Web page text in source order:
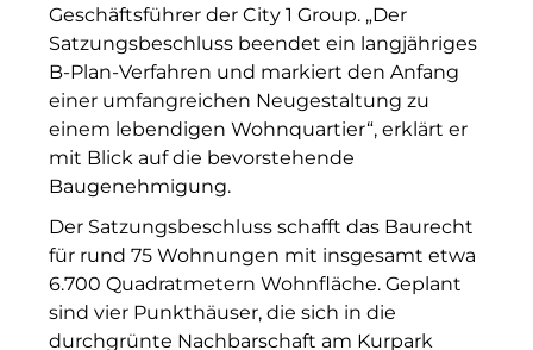
Kollitsch Invest
Lenbachhaus
LNGVTY
magna asset management ag
Malerei & Auftragsmalerei Nikolaus Kriese
MünchenBau
Munich Airport Business Park
Geschäftsführer der City 1 Group. „Der
Satzungsbeschluss beendet ein langjähriges
B-Plan-Verfahren und markiert den Anfang
einer umfangreichen Neugestaltung zu
einem lebendigen Wohnquartier“, erklärt er
mit Blick auf die bevorstehende
Baugenehmigung.
Der Satzungsbeschluss schafft das Baurecht
für rund 75 Wohnungen mit insgesamt etwa
6.700 Quadratmetern Wohnfläche. Geplant
sind vier Punkthäuser, die sich in die
durchgrünte Nachbarschaft am Kurpark